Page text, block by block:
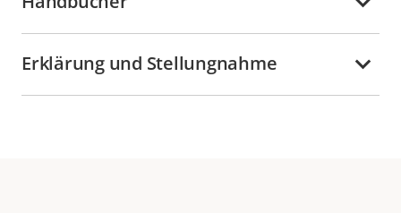
Erklärung und Stellungnahme